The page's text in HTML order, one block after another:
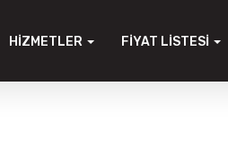
HIZMETLER FIYAT LISTESI